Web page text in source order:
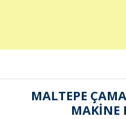
MALTEPE
MAKİNE